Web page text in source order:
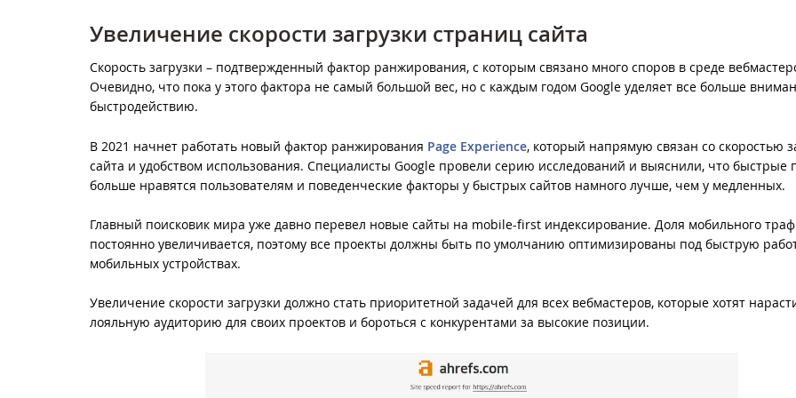
Увеличение скорости загрузки страниц сайта
Скорость загрузки – подтвержденный фактор ранжирования, с которым связано много споров в среде
Очевидно, что пока у этого фактора не самый большой вес, но с каждым годом Google уделяет все больше
быстродействию.
В 2021 начнет работать новый фактор ранжирования Page Experience, который напрямую связан со скоростью
сайта и удобством использования. Специалисты Google провели серию исследований и выяснили, что быстрые
больше нравятся пользователям и поведенческие факторы у быстрых сайтов намного лучше, чем у медленных.
Главный поисковик мира уже давно перевел новые сайты на mobile-first индексирование. Доля мобильного
постоянно увеличивается, поэтому все проекты должны быть по умолчанию оптимизированы под быструю
мобильных устройствах.
Увеличение скорости загрузки должно стать приоритетной задачей для всех вебмастеров, которые хотят
лояльную аудиторию для своих проектов и бороться с конкурентами за высокие позиции.